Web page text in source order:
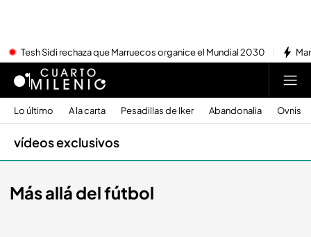
Tesh Sidi rechaza que Marruecos organice el Mundial 2030
Lo último A la carta Pesadillas de Iker Abandonalia Ovnis
vídeos exclusivos
Más allá del fútbol